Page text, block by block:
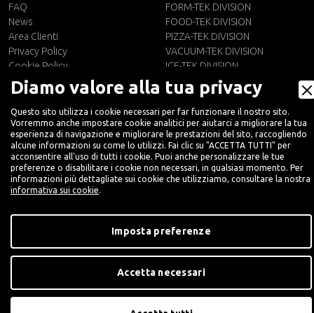
FAQ
News
Area Clienti
Privacy Policy
Cookie Policy
Whistleblowing
FORM-TEK DIVISION
FOOD-TEK DIVISION
PIZZA-TEK DIVISION
VACUUM-TEK DIVISION
ICE-TEK DIVISION
WASH-TEK DIVISION
CONTATTI
Contattaci
Newsletter
Digital Marketing
Diamo valore alla tua privacy
Questo sito utilizza i cookie necessari per far funzionare il nostro sito.
Vorremmo anche impostare cookie analitici per aiutarci a migliorare la tua
esperienza di navigazione e migliorare le prestazioni del sito, raccogliendo
alcune informazioni su come lo utilizzi. Fai clic su "ACCETTA TUTTI" per
acconsentire all'uso di tutti i cookie. Puoi anche personalizzare le tue
preferenze o disabilitare i cookie non necessari, in qualsiasi momento. Per
informazioni più dettagliate sui cookie che utilizziamo, consultare la nostra
informativa sui cookie.
Imposta preferenze
Accetta necessari